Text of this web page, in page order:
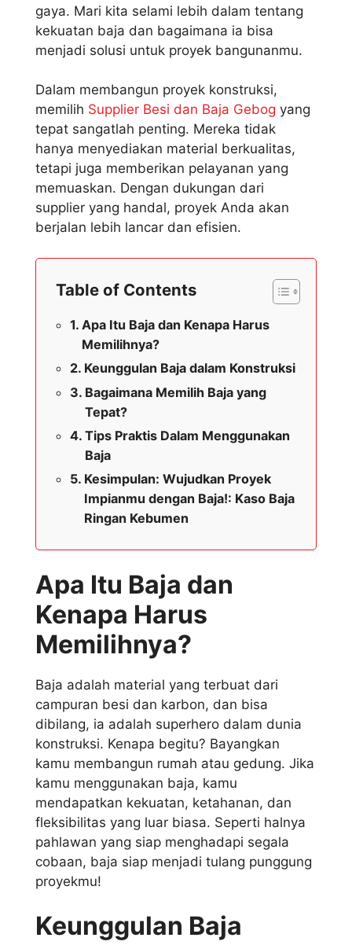
gaya. Mari kita selami lebih dalam tentang
kekuatan baja dan bagaimana ia bisa
menjadi solusi untuk proyek bangunanmu.
Dalam membangun proyek konstruksi,
memilih Supplier Besi dan Baja Gebog yang
tepat sangatlah penting. Mereka tidak
hanya menyediakan material berkualitas,
tetapi juga memberikan pelayanan yang
memuaskan. Dengan dukungan dari
supplier yang handal, proyek Anda akan
berjalan lebih lancar dan efisien.
Table of Contents
Apa Itu Baja dan Kenapa Harus
Memilihnya?
Keunggulan Baja dalam Konstruksi
Bagaimana Memilih Baja yang
Tepat?
Tips Praktis Dalam Menggunakan
Baja
Kesimpulan: Wujudkan Proyek
Impianmu dengan Baja!: Kaso Baja
Ringan Kebumen
Apa Itu Baja dan
Kenapa Harus
Memilihnya?
Baja adalah material yang terbuat dari
campuran besi dan karbon, dan bisa
dibilang, ia adalah superhero dalam dunia
konstruksi. Kenapa begitu? Bayangkan
kamu membangun rumah atau gedung. Jika
kamu menggunakan baja, kamu
mendapatkan kekuatan, ketahanan, dan
fleksibilitas yang luar biasa. Seperti halnya
pahlawan yang siap menghadapi segala
cobaan, baja siap menjadi tulang punggung
proyekmu!
Keunggulan Baja